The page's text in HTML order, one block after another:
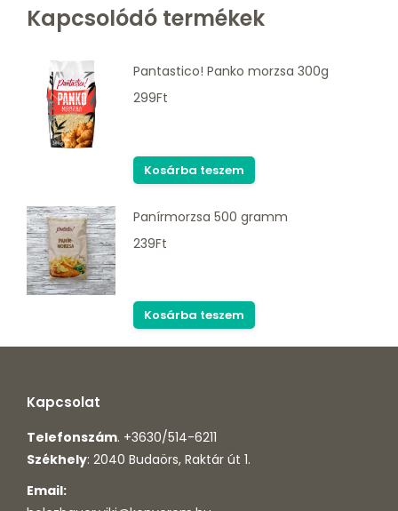
Kapcsolódó termékek
Pantastico! Panko morzsa 300g
299Ft
Kosárba teszem
Panírmorzsa 500 gramm
239Ft
Kosárba teszem
Kapcsolat
Telefonszám. +3630/514-6211
Székhely: 2040 Budaörs, Raktár út 1.
Email: